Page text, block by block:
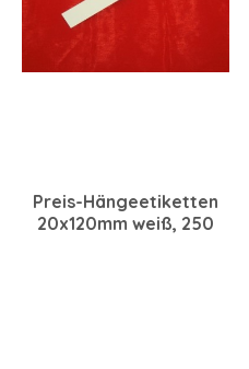
Preis-Hängeetiketten
20x120mm weiß, 250